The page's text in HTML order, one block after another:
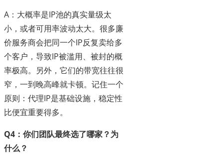
A：大概率是IP池的真实量级太
小，或者可用率波动太大。很多廉
价服务商会把同一个IP反复卖给多
个客户，导致IP被滥用、被封的概
率极高。另外，它们的带宽往往很
窄，一到晚高峰就卡顿。记住一个
原则：代理IP是基础设施，稳定性
比便宜重要得多。
Q4：你们团队最终选了哪家？为
什么？